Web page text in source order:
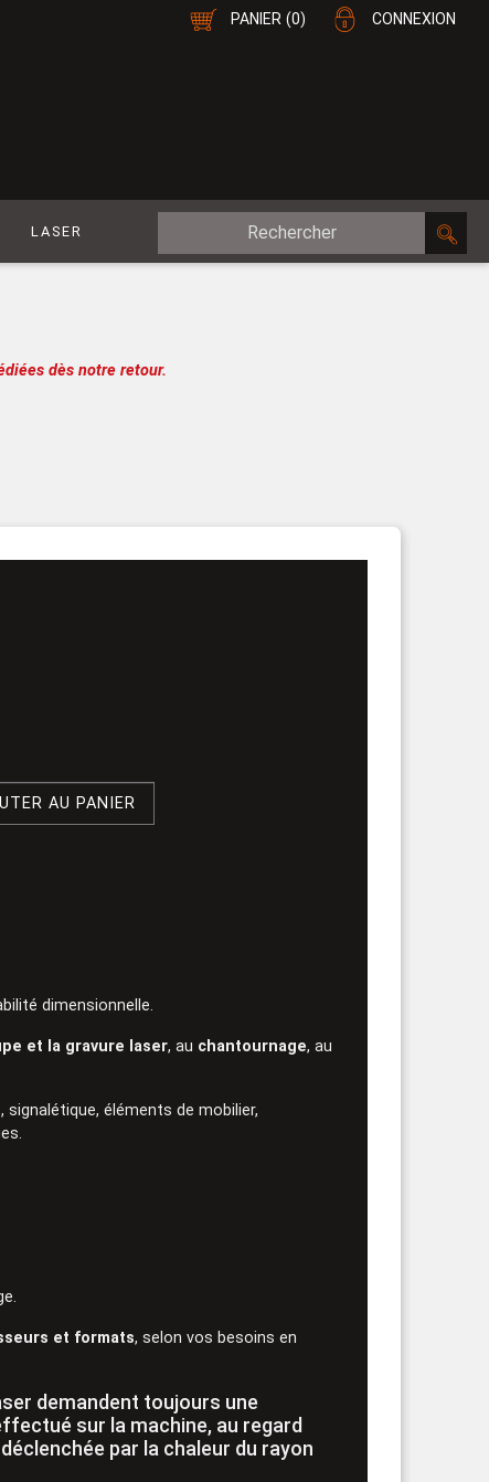
CONNEXION
PANIER (0)
LASER
Placage Double-Face
dès notre retour.
AU PANIER
dimensionnelle.
et la gravure laser, au chantournage, au
éléments de mobilier,
et formats, selon vos besoins en
demandent toujours une
sur la machine, au regard
par la chaleur du rayon